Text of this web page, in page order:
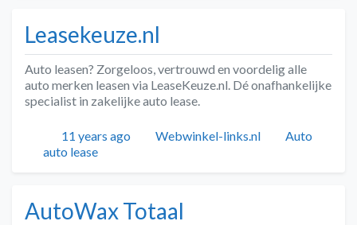
Leasekeuze.nl
Auto leasen? Zorgeloos, vertrouwd en voordelig alle
auto merken leasen via LeaseKeuze.nl. Dé onafhankelijke
specialist in zakelijke auto lease.
Geplaatst
11 years ago Auteur
Webwinkel-links.nl Categorieën
Auto
Tags
auto lease
AutoWax Totaal